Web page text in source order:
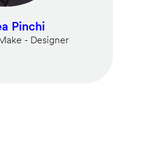
Pinchi
- Designer